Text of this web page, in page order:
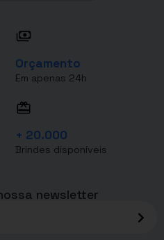
Orçamento
Em apenas 24h
+ 20.000
Brindes disponíveis
newsletter